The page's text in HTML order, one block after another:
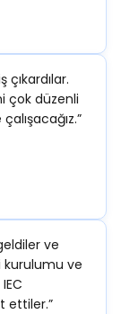
çok düzenli
ve
kurulumu ve
ettiler.”